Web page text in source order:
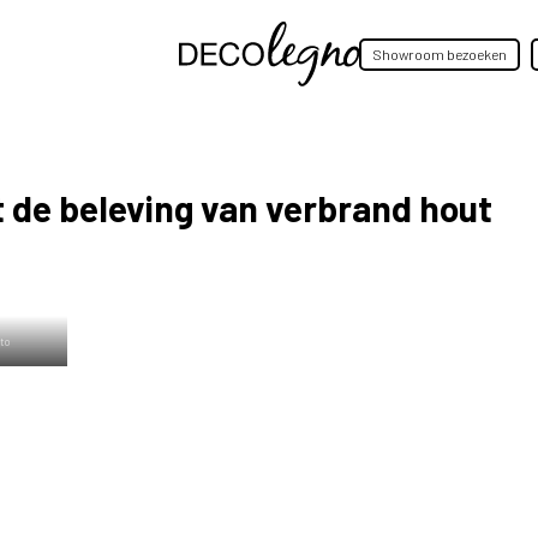
Showroom bezoeken
beleving van verbrand hout